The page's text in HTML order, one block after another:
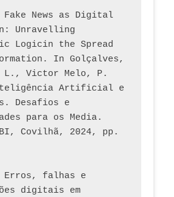
Fake News as Digital
Unravelling
Logicin the Spread
In Golçalves,
L., Victor Melo, P.
Artificial e
Desafios e
para os Media.
Covilhã, 2024, pp.
Erros, falhas e
digitais em